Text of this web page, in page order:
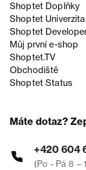
Shoptet Doplňky
Shoptet Univerzita
Shoptet
Můj první e-shop
Shoptet.TV
Obchodiště
Shoptet Status
Máte dotaz?
+420 604
(Po - Pá 8 –